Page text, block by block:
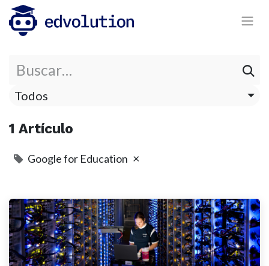
Todos
1 Artículo
Google for Education ×